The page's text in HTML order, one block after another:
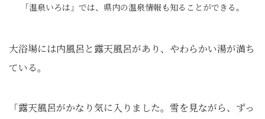
「温泉いろは」では、県内の温泉情報も知ることができる。
大浴場には内風呂と露天風呂があり、やわらかい湯が満ち
ている。
「露天風呂がかなり気に入りました。雪を見ながら、ずっ